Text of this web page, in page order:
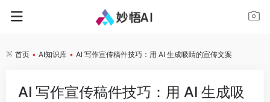
首页 • AI知识库 • AI 写作宣传稿件技巧：用 AI 生成吸睛的宣传文案
AI 写作宣传稿件技巧：用 AI 生成吸